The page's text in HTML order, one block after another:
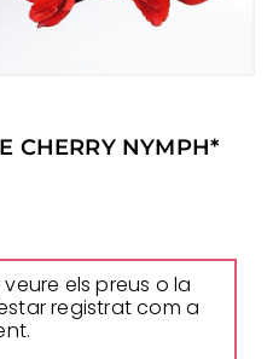
CHERRY NYMPH*
els preus o la
registrat com a